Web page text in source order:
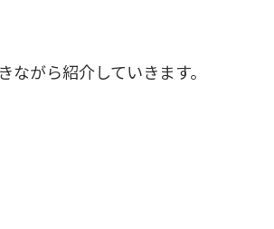
がら紹介していきます。